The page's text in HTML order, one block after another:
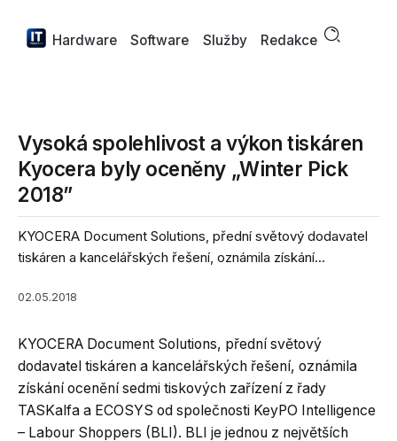
Hardware Software Služby Redakce
Vysoká spolehlivost a výkon tiskáren
Kyocera byly oceněny „Winter Pick
2018”
KYOCERA Document Solutions, přední světový dodavatel
tiskáren a kancelářských řešení, oznámila získání...
02.05.2018
KYOCERA Document Solutions, přední světový
dodavatel tiskáren a kancelářských řešení, oznámila
získání ocenění sedmi tiskových zařízení z řady
TASKalfa a ECOSYS od společnosti KeyPO Intelligence
– Labour Shoppers (BLI). BLI je jednou z největších